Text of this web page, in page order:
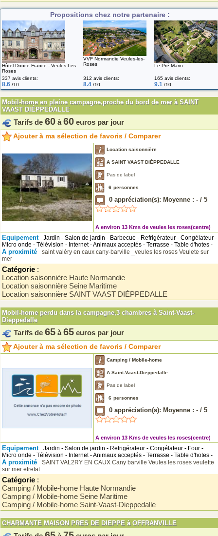
Propositions chez notre partenaire :
Hôtel Douce France - Veules Les
Roses
VVF Normandie Veules-les-
Roses
Le Pré Marin
337 avis clients:
8.6 /10
312 avis clients:
8.4 /10
165 avis clients:
9.1 /10
Mobil-home en pleine campagne,proche du bord de mer à SAINT
VAAST DIÉPPEDALLE
Tarifs de 60 à 60 euros par jour
Ajouter à ma sélection de favoris / Comparer
Location saisonnière
A SAINT VAAST DIÉPPEDALLE
Pas de label
6 personnes
0 appréciation(s): Moyenne : - / 5
A environ 13 Kms de veules les roses(centre)
Equipement
Jardin - Salon de jardin - Barbecue - Refrigérateur - Congélateur -
Micro onde - Télévision - Internet - Animaux acceptés - Terrasse - Table d'hotes -
A proximité saint valéry en caux cany-barville _veules les roses Veulete sur
mer
Catégorie :
Location saisonnière Haute Normandie
Location saisonnière Seine Maritime
Location saisonnière SAINT VAAST DIÉPPEDALLE
Mobil-home perdu dans la campagne,3 chambres à Saint-Vaast-
Dieppedalle
Tarifs de 65 à 65 euros par jour
Ajouter à ma sélection de favoris / Comparer
Camping / Mobile-home
A Saint-Vaast-Dieppedalle
Pas de label
6 personnes
0 appréciation(s): Moyenne : - / 5
A environ 13 Kms de veules les roses(centre)
Equipement
Jardin - Salon de jardin - Refrigérateur - Congélateur - Four -
Micro onde - Télévision - Internet - Animaux acceptés - Terrasse - Table d'hotes -
A proximité SAINT VAL2RY EN CAUX Cany barville Veules les roses veulette
sur mer etretat
Catégorie :
Camping / Mobile-home Haute Normandie
Camping / Mobile-home Seine Maritime
Camping / Mobile-home Saint-Vaast-Dieppedalle
CHARMANTE MAISON PRES DE DIEPPE à OFFRANVILLE